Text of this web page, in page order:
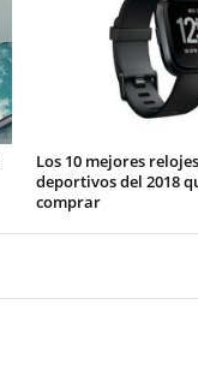
Los 10 mejores relojes
deportivos del 2018
comprar